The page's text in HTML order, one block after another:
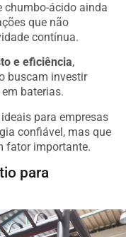
chumbo-ácido ainda
que não
contínua.
e eficiência,
buscam investir
baterias.
para empresas
confiável, mas que
fator importante.
para